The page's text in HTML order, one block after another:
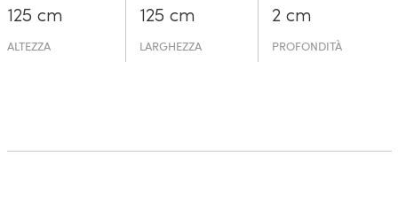
125 cm
ALTEZZA
125 cm
LARGHEZZA
2 cm
PROFONDITÀ